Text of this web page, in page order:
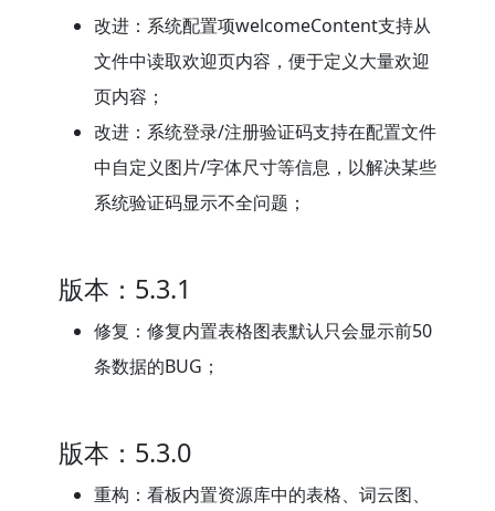
改进：系统配置项welcomeContent支持从
文件中读取欢迎页内容，便于定义大量欢迎
页内容；
改进：系统登录/注册验证码支持在配置文件
中自定义图片/字体尺寸等信息，以解决某些
系统验证码显示不全问题；
版本：5.3.1
修复：修复内置表格图表默认只会显示前50
条数据的BUG；
版本：5.3.0
重构：看板内置资源库中的表格、词云图、